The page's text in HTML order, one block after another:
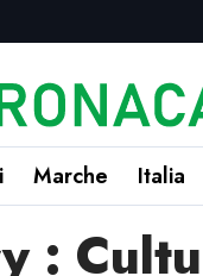
Marche Italia
: